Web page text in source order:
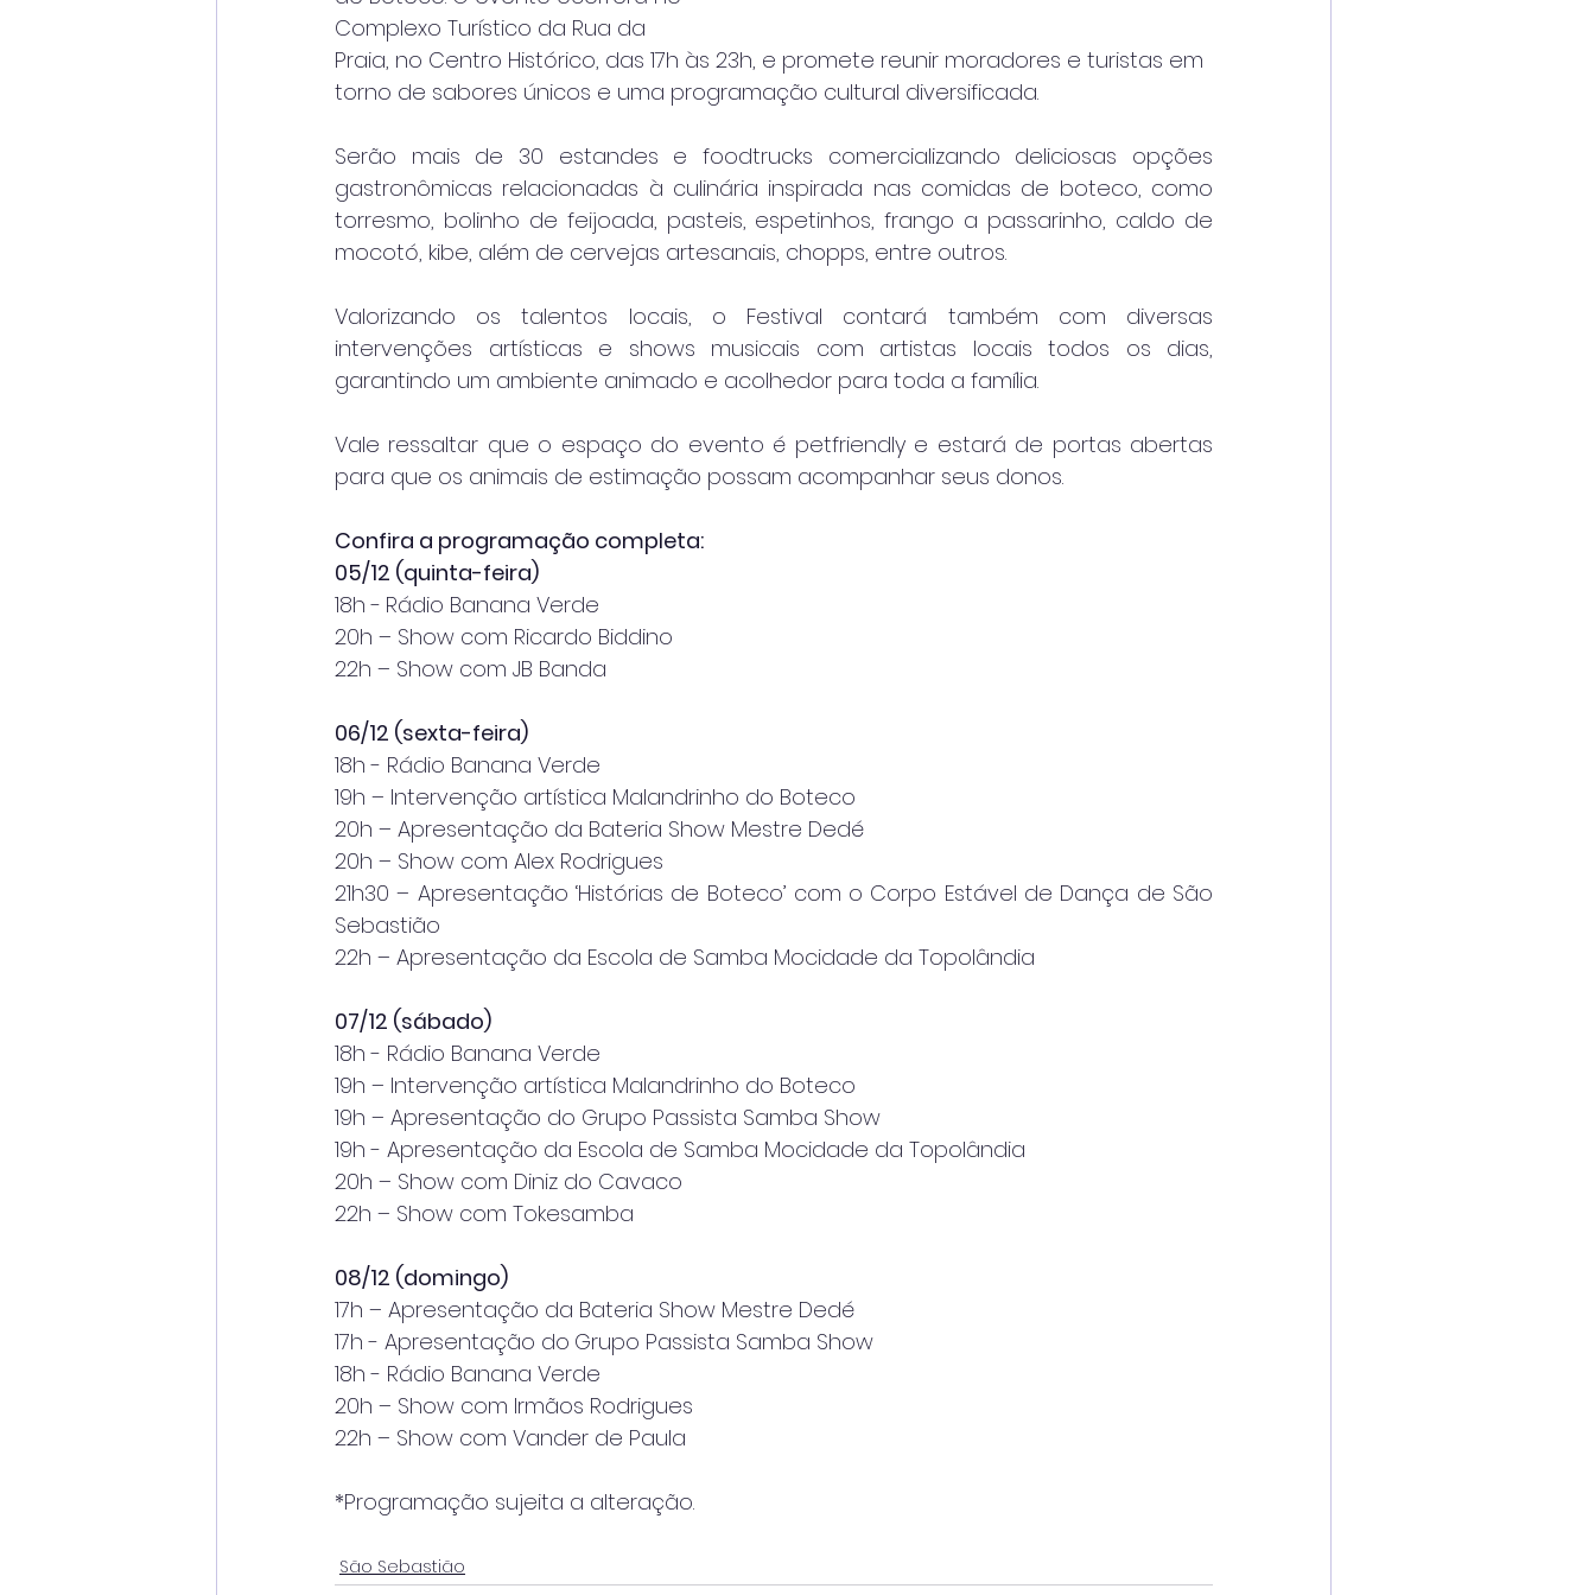
Complexo Turístico da Rua da
Praia, no Centro Histórico, das 17h às 23h, e promete reunir moradores e turistas em
torno de sabores únicos e uma programação cultural diversificada.
Serão mais de 30 estandes e foodtrucks comercializando deliciosas opções
gastronômicas relacionadas à culinária inspirada nas comidas de boteco, como
torresmo, bolinho de feijoada, pasteis, espetinhos, frango a passarinho, caldo de
mocotó, kibe, além de cervejas artesanais, chopps, entre outros.
Valorizando os talentos locais, o Festival contará também com diversas
intervenções artísticas e shows musicais com artistas locais todos os dias,
garantindo um ambiente animado e acolhedor para toda a família.
Vale ressaltar que o espaço do evento é petfriendly e estará de portas abertas
para que os animais de estimação possam acompanhar seus donos.
Confira a programação completa:
05/12 (quinta-feira)
18h - Rádio Banana Verde
20h – Show com Ricardo Biddino
22h – Show com JB Banda
06/12 (sexta-feira)
18h - Rádio Banana Verde
19h – Intervenção artística Malandrinho do Boteco
20h – Apresentação da Bateria Show Mestre Dedé
20h – Show com Alex Rodrigues
21h30 – Apresentação ‘Histórias de Boteco’ com o Corpo Estável de Dança de São
Sebastião
22h – Apresentação da Escola de Samba Mocidade da Topolândia
07/12 (sábado)
18h - Rádio Banana Verde
19h – Intervenção artística Malandrinho do Boteco
19h – Apresentação do Grupo Passista Samba Show
19h - Apresentação da Escola de Samba Mocidade da Topolândia
20h – Show com Diniz do Cavaco
22h – Show com Tokesamba
08/12 (domingo)
17h – Apresentação da Bateria Show Mestre Dedé
17h - Apresentação do Grupo Passista Samba Show
18h - Rádio Banana Verde
20h – Show com Irmãos Rodrigues
22h – Show com Vander de Paula
*Programação sujeita a alteração.
São Sebastião